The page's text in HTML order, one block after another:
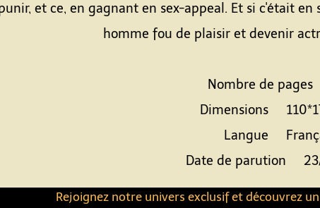
Rejoignez notre univers exclusif et découvrez
et ce, en gagnant en sex-appeal. Et si c'était
homme fou de plaisir et devenir
Nombre de
Dimensions
Langue
Date de parution